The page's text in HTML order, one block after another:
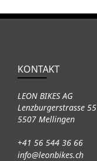
KONTAKT
LEON BIKES AG
Lenzburgerstrasse 55
5507 Mellingen
+41 56 544 36 66
info@leonbikes.ch